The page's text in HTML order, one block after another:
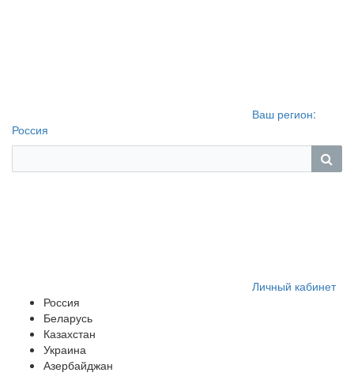
Ваш регион:
Россия
Личный кабинет
Россия
Беларусь
Казахстан
Украина
Азербайджан